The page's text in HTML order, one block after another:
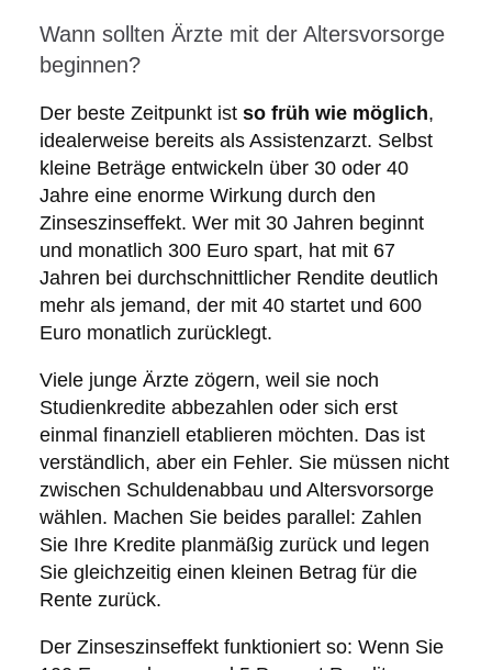
Wann sollten Ärzte mit der Altersvorsorge
beginnen?
Der beste Zeitpunkt ist so früh wie möglich,
idealerweise bereits als Assistenzarzt. Selbst
kleine Beträge entwickeln über 30 oder 40
Jahre eine enorme Wirkung durch den
Zinseszinseffekt. Wer mit 30 Jahren beginnt
und monatlich 300 Euro spart, hat mit 67
Jahren bei durchschnittlicher Rendite deutlich
mehr als jemand, der mit 40 startet und 600
Euro monatlich zurücklegt.
Viele junge Ärzte zögern, weil sie noch
Studienkredite abbezahlen oder sich erst
einmal finanziell etablieren möchten. Das ist
verständlich, aber ein Fehler. Sie müssen nicht
zwischen Schuldenabbau und Altersvorsorge
wählen. Machen Sie beides parallel: Zahlen
Sie Ihre Kredite planmäßig zurück und legen
Sie gleichzeitig einen kleinen Betrag für die
Rente zurück.
Der Zinseszinseffekt funktioniert so: Wenn Sie